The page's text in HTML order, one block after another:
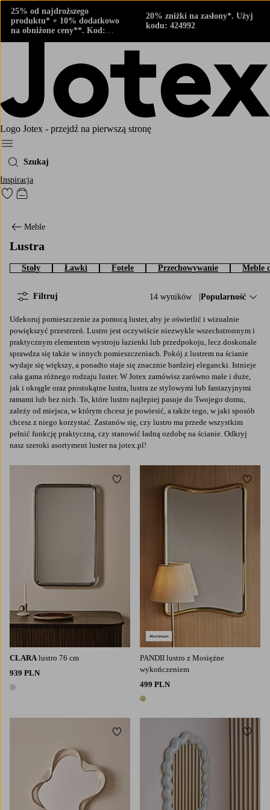
25% od najdroższego
produktu* + 10% dodatkowo
na obniżone ceny**. Kod:
424882
20% zniżki na zasłony*. Użyj
kodu: 424992
Logo Jotex - przejdź na pierwszą stronę
Menu
Szukaj
Inspiracja
Przejdź do ulubionych oznaczonych produktów
Przejdź do koszyka
Meble
Lustra
Stoły Ławki Fotele Przechowywanie Meble
14 wyników Sortuj według:
Popularność
Filtruj
Udekoruj pomieszczenie za pomocą luster, aby je oświetlić i wizualnie
powiększyć przestrzeń. Lustro jest oczywiście niezwykle wszechstronnym i
praktycznym elementem wystroju łazienki lub przedpokoju, lecz doskonale
sprawdza się także w innych pomieszczeniach. Pokój z lustrem na ścianie
wydaje się większy, a ponadto staje się znacznie bardziej elegancki. Istnieje
cała gama różnego rodzaju luster. W Jotex zamówisz zarówno małe i duże,
jak i okrągłe oraz prostokątne lustra, lustra ze stylowymi lub fantazyjnymi
ramami lub bez nich. To, które lustro najlepiej pasuje do Twojego domu,
zależy od miejsca, w którym chcesz je powiesić, a także tego, w jaki sposób
chcesz z niego korzystać. Zastanów się, czy lustro ma przede wszystkim
pełnić funkcję praktyczną, czy stanowić ładną ozdobę na ścianie. Odkryj
nasz szeroki asortyment luster na jotex.pl!
CLARA lustro 76 cm
939 PLN
1 kolor
Dodaj do ulubionych
PANDII lustro z Mosiężne
wykończeniem
499 PLN
1 kolor
Dodaj do ulubionych